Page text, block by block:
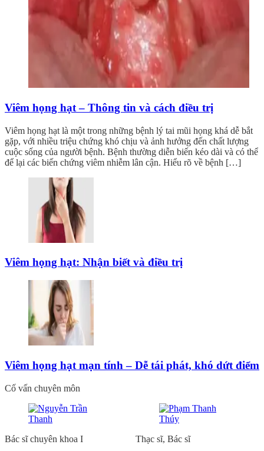
Viêm họng hạt – Thông tin và cách điều trị
Viêm họng hạt là một trong những bệnh lý tai mũi họng khá dễ bắt
gặp, với nhiều triệu chứng khó chịu và ảnh hưởng đến chất lượng
cuộc sống của người bệnh. Bệnh thường diễn biến kéo dài và có thể
để lại các biến chứng viêm nhiễm lân cận. Hiểu rõ về bệnh […]
Viêm họng hạt: Nhận biết và điều trị
Viêm họng hạt mạn tính – Dễ tái phát, khó dứt điểm
Cố vấn chuyên môn
Bác sĩ chuyên khoa I Thạc sĩ, Bác sĩ